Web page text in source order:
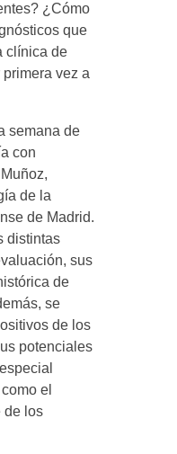
¿Cómo
que
clínica de
vez a
semana de
con
de la
de Madrid.
distintas
sus
de
se
de los
potenciales
el
de los